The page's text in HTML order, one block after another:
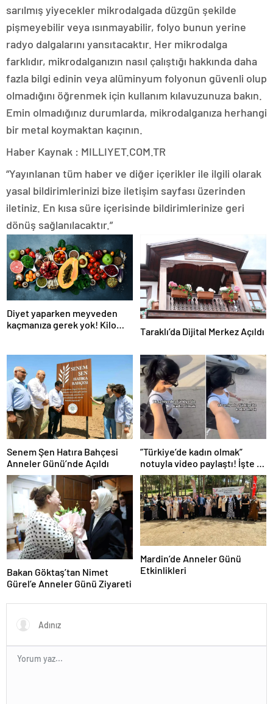
sarılmış yiyecekler mikrodalgada düzgün şekilde
pişmeyebilir veya ısınmayabilir, folyo bunun yerine
radyo dalgalarını yansıtacaktır. Her mikrodalga
farklıdır, mikrodalganızın nasıl çalıştığı hakkında daha
fazla bilgi edinin veya alüminyum folyonun güvenli olup
olmadığını öğrenmek için kullanım kılavuzunuza bakın.
Emin olmadığınız durumlarda, mikrodalganıza herhangi
bir metal koymaktan kaçının.
Haber Kaynak : MILLIYET.COM.TR
“Yayınlanan tüm haber ve diğer içerikler ile ilgili olarak
yasal bildirimlerinizi bize iletişim sayfası üzerinden
iletiniz. En kısa süre içerisinde bildirimlerinize geri
dönüş sağlanılacaktır.”
Diyet yaparken meyveden
kaçmanıza gerek yok! Kilo
Taraklı’da Dijital Merkez Açıldı
Senem Şen Hatıra Bahçesi
Anneler Günü’nde Açıldı
”Türkiye’de kadın olmak”
notuyla video paylaştı! İşte 14
saniyede yaşananlar
Bakan Göktaş’tan Nimet
Gürel’e Anneler Günü Ziyareti
Mardin’de Anneler Günü
Etkinlikleri